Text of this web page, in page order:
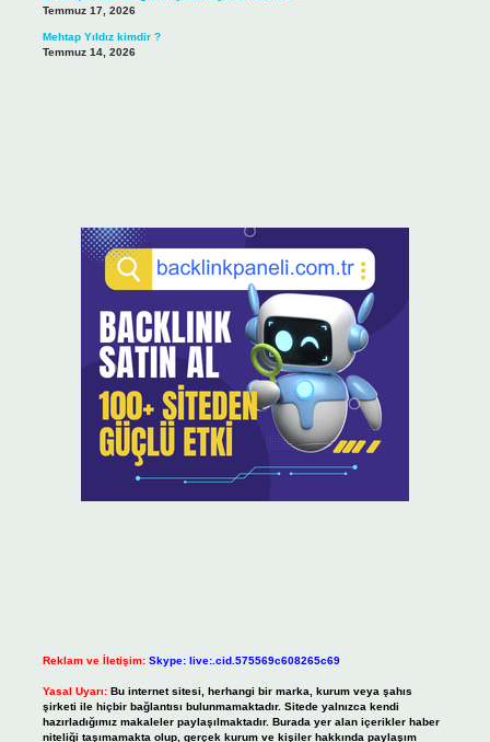
Temmuz 17, 2026
Mehtap Yıldız kimdir ?
Temmuz 14, 2026
Reklam ve İletişim: Skype: live:.cid.575569c608265c69
Yasal Uyarı: Bu internet sitesi, herhangi bir marka, kurum veya şahıs
şirketi ile hiçbir bağlantısı bulunmamaktadır. Sitede yalnızca kendi
hazırladığımız makaleler paylaşılmaktadır. Burada yer alan içerikler haber
niteliği taşımamakta olup, gerçek kurum ve kişiler hakkında paylaşım